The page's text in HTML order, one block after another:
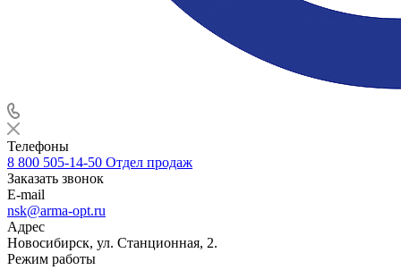
Телефоны
8 800 505-14-50 Отдел продаж
Заказать звонок
E-mail
nsk@arma-opt.ru
Адрес
Новосибирск, ул. Станционная, 2.
Режим работы